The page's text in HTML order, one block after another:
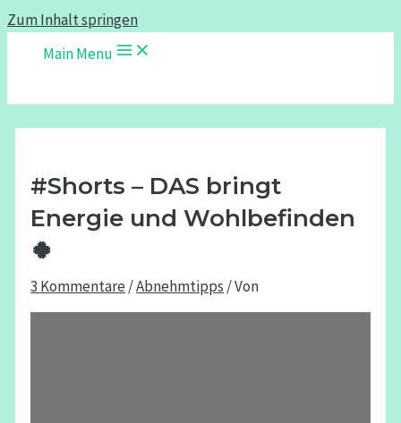
Zum Inhalt springen
Main Menu
#Shorts – DAS bringt
Energie und Wohlbefinden
🍀
3 Kommentare /Abnehmtipps / Von